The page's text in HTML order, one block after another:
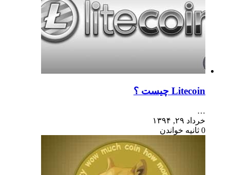
Litecoin چیست ؟
…
خرداد ۲۹, ۱۳۹۴
0 ثانیه خواندن